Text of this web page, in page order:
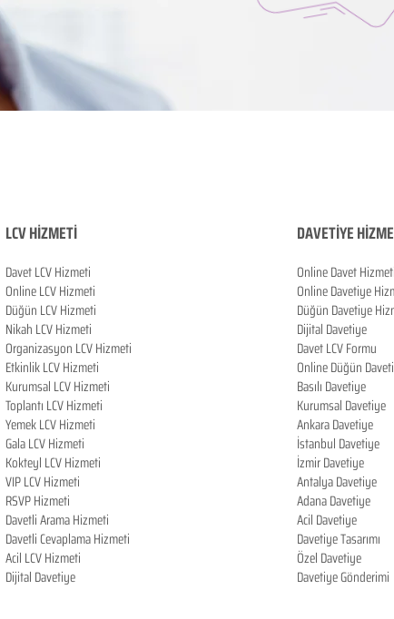
LCV HİZMETİ
Davet LCV Hizmeti
Online LCV Hizmeti
Düğün LCV Hizmeti
Nikah LCV Hizmeti
Organizasyon LCV Hizmeti
Etkinlik LCV Hizmeti
Kurumsal LCV Hizmeti
Toplantı LCV Hizmeti
Yemek LCV Hizmeti
Gala LCV Hizmeti
Kokteyl LCV Hizmeti
VIP LCV Hizmeti
RSVP Hizmeti
Davetli Arama Hizmeti
Davetli Cevaplama Hizmeti
Acil LCV Hizmeti
Dijital Davetiye
DAVETİYE
Online Davet Hizmeti
Online Davetiye
Düğün Davetiye
Dijital Davetiye
Davet LCV Formu
Online Düğün
Basılı Davetiye
Kurumsal Davetiye
Ankara Davetiye
İstanbul Davetiye
İzmir Davetiye
Antalya Davetiye
Adana Davetiye
Acil Davetiye
Davetiye Tasarımı
Özel Davetiye
Davetiye Gönderimi